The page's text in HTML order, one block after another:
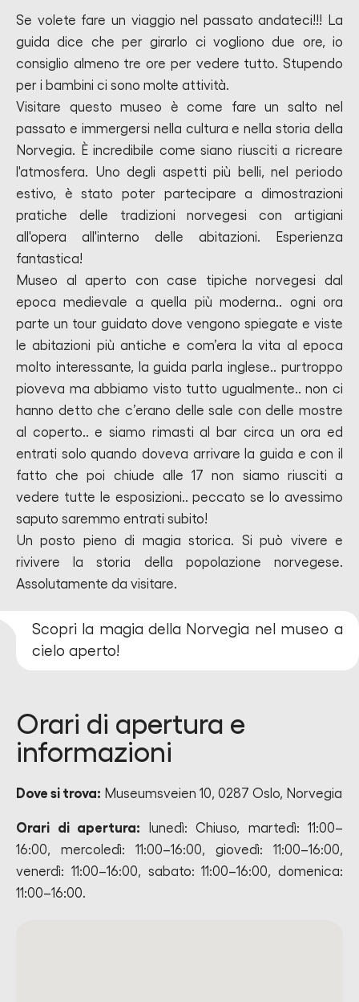
Se volete fare un viaggio nel passato andateci!!! La
guida dice che per girarlo ci vogliono due ore, io
consiglio almeno tre ore per vedere tutto. Stupendo
per i bambini ci sono molte attività.
Visitare questo museo è come fare un salto nel
passato e immergersi nella cultura e nella storia della
Norvegia. È incredibile come siano riusciti a ricreare
l'atmosfera. Uno degli aspetti più belli, nel periodo
estivo, è stato poter partecipare a dimostrazioni
pratiche delle tradizioni norvegesi con artigiani
all'opera all'interno delle abitazioni. Esperienza
fantastica!
Museo al aperto con case tipiche norvegesi dal
epoca medievale a quella più moderna.. ogni ora
parte un tour guidato dove vengono spiegate e viste
le abitazioni più antiche e com’era la vita al epoca
molto interessante, la guida parla inglese.. purtroppo
pioveva ma abbiamo visto tutto ugualmente.. non ci
hanno detto che c’erano delle sale con delle mostre
al coperto.. e siamo rimasti al bar circa un ora ed
entrati solo quando doveva arrivare la guida e con il
fatto che poi chiude alle 17 non siamo riusciti a
vedere tutte le esposizioni.. peccato se lo avessimo
saputo saremmo entrati subito!
Un posto pieno di magia storica. Si può vivere e
rivivere la storia della popolazione norvegese.
Assolutamente da visitare.
Scopri la magia della Norvegia nel museo a
cielo aperto!
Orari di apertura e
informazioni
Dove si trova: Museumsveien 10, 0287 Oslo, Norvegia
Orari di apertura: lunedì: Chiuso, martedì: 11:00–
16:00, mercoledì: 11:00–16:00, giovedì: 11:00–16:00,
venerdì: 11:00–16:00, sabato: 11:00–16:00, domenica:
11:00–16:00.